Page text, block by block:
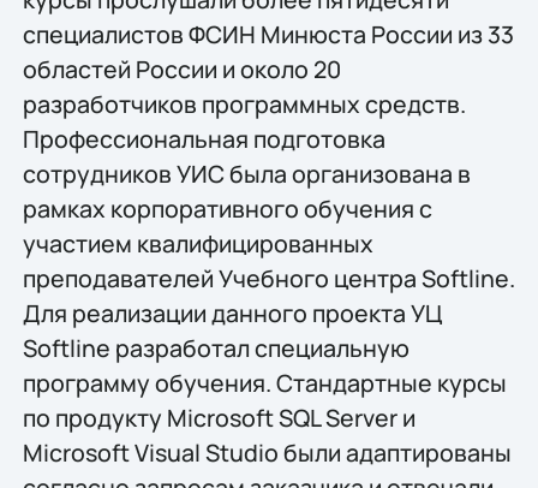
специалистов ФСИН Минюста России из 33
областей России и около 20
разработчиков программных средств.
Профессиональная подготовка
сотрудников УИС была организована в
рамках корпоративного обучения с
участием квалифицированных
преподавателей Учебного центра Softline.
Для реализации данного проекта УЦ
Softline разработал специальную
программу обучения. Стандартные курсы
по продукту Microsoft SQL Server и
Microsoft Visual Studio были адаптированы